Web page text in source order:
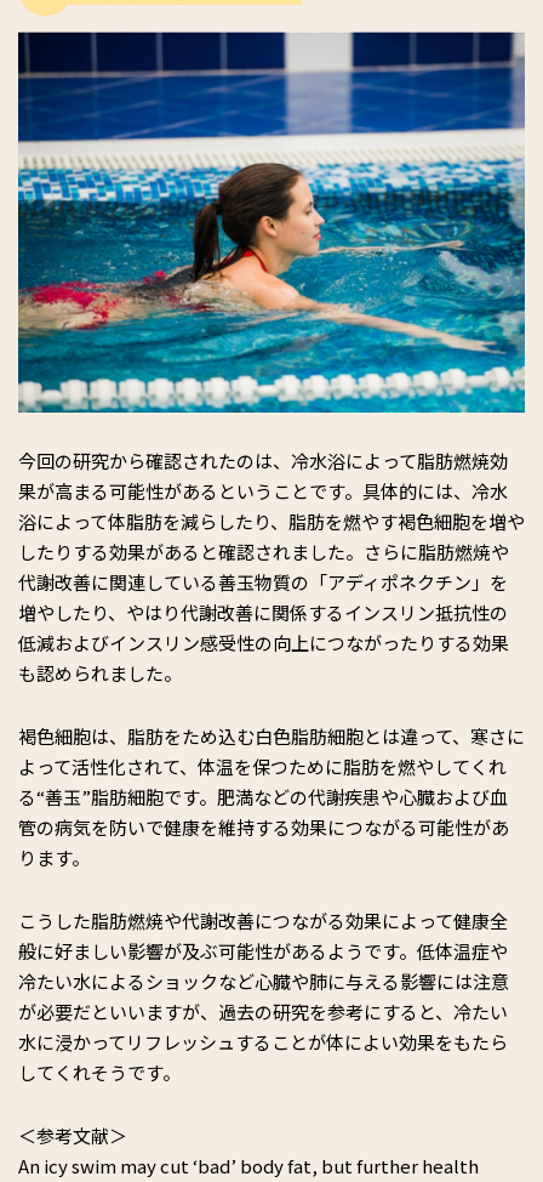
今回の研究から確認されたのは、冷水浴によって脂肪燃焼効
果が高まる可能性があるということです。具体的には、冷水
浴によって体脂肪を減らしたり、脂肪を燃やす褐色細胞を増や
したりする効果があると確認されました。さらに脂肪燃焼や
代謝改善に関連している善玉物質の「アディポネクチン」を
増やしたり、やはり代謝改善に関係するインスリン抵抗性の
低減およびインスリン感受性の向上につながったりする効果
も認められました。
褐色細胞は、脂肪をため込む白色脂肪細胞とは違って、寒さに
よって活性化されて、体温を保つために脂肪を燃やしてくれ
る“善玉”脂肪細胞です。肥満などの代謝疾患や心臓および血
管の病気を防いで健康を維持する効果につながる可能性があ
ります。
こうした脂肪燃焼や代謝改善につながる効果によって健康全
般に好ましい影響が及ぶ可能性があるようです。低体温症や
冷たい水によるショックなど心臓や肺に与える影響には注意
が必要だといいますが、過去の研究を参考にすると、冷たい
水に浸かってリフレッシュすることが体によい効果をもたら
してくれそうです。
＜参考文献＞
An icy swim may cut ‘bad’ body fat, but further health